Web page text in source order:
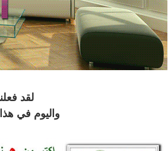
لقد
واليوم في